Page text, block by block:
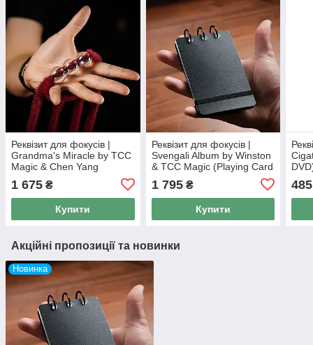
Реквізит для фокусів |
Grandma's Miracle by TCC
Magic & Chen Yang
1 675 ₴
Купити
Реквізит для фокусів |
Svengali Album by Winston
& TCC Magic (Playing Card
1 795₴
Купити
485
Акційні пропозиції та новинки
Новинка